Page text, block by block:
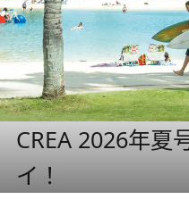
CREA 2026年夏
イ！